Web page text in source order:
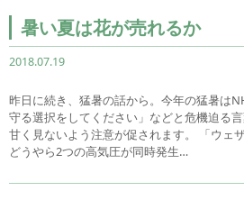
暑い夏は花が売れるか
2018.07.19
昨日に続き、猛暑の話から。今年の猛暑は
守る選択をしてください」などと危機迫る
甘く見ないよう注意が促されます。 「ウェ
どうやら2つの高気圧が同時発生…